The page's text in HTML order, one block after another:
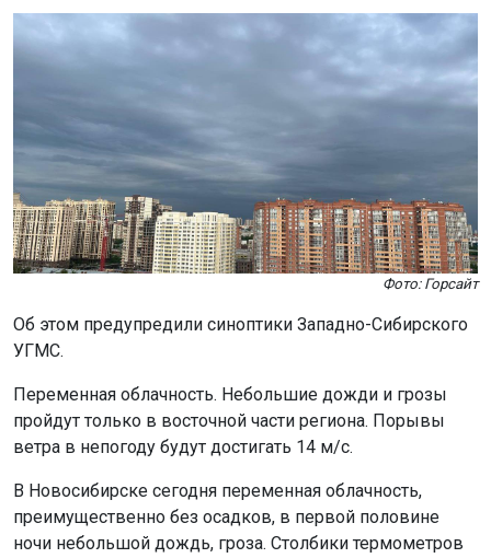
Фото: Горсайт
Об этом предупредили синоптики Западно-Сибирского
УГМС.
Переменная облачность. Небольшие дожди и грозы
пройдут только в восточной части региона. Порывы
ветра в непогоду будут достигать 14 м/с.
В Новосибирске сегодня переменная облачность,
преимущественно без осадков, в первой половине
ночи небольшой дождь, гроза. Столбики термометров